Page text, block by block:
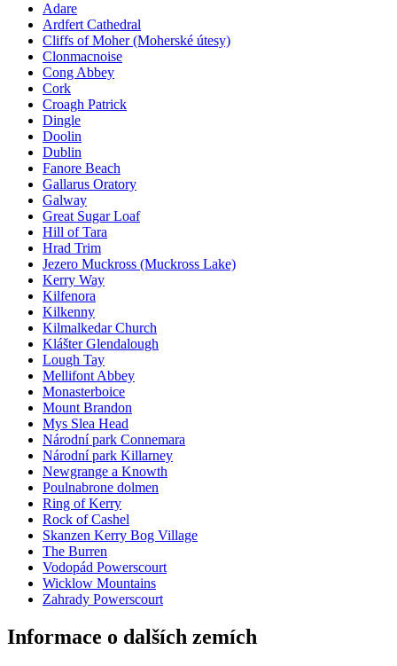
Adare
Ardfert Cathedral
Cliffs of Moher (Moherské útesy)
Clonmacnoise
Cong Abbey
Cork
Croagh Patrick
Dingle
Doolin
Dublin
Fanore Beach
Gallarus Oratory
Galway
Great Sugar Loaf
Hill of Tara
Hrad Trim
Jezero Muckross (Muckross Lake)
Kerry Way
Kilfenora
Kilkenny
Kilmalkedar Church
Klášter Glendalough
Lough Tay
Mellifont Abbey
Monasterboice
Mount Brandon
Mys Slea Head
Národní park Connemara
Národní park Killarney
Newgrange a Knowth
Poulnabrone dolmen
Ring of Kerry
Rock of Cashel
Skanzen Kerry Bog Village
The Burren
Vodopád Powerscourt
Wicklow Mountains
Zahrady Powerscourt
Informace o dalších zemích